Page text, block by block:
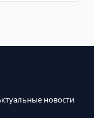
новости